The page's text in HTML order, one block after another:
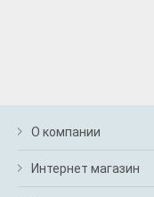
О компании
Интернет магазин